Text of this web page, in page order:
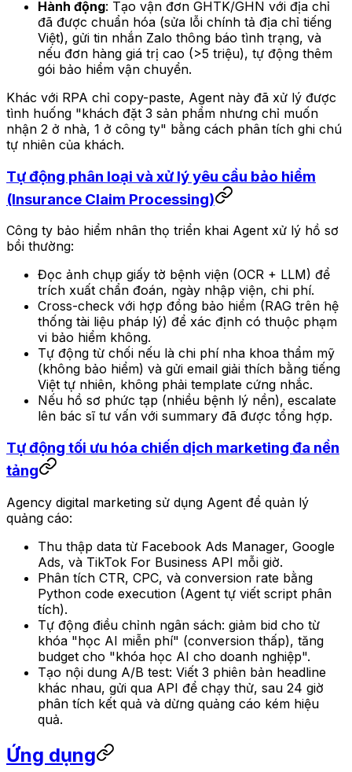
Hành động: Tạo vận đơn GHTK/GHN với địa chỉ
đã được chuẩn hóa (sửa lỗi chính tả địa chỉ tiếng
Việt), gửi tin nhắn Zalo thông báo tình trạng, và
nếu đơn hàng giá trị cao (>5 triệu), tự động thêm
gói bảo hiểm vận chuyển.
Khác với RPA chỉ copy-paste, Agent này đã xử lý được
tình huống "khách đặt 3 sản phẩm nhưng chỉ muốn
nhận 2 ở nhà, 1 ở công ty" bằng cách phân tích ghi chú
tự nhiên của khách.
Tự động phân loại và xử lý yêu cầu bảo hiểm
(Insurance Claim Processing)
Công ty bảo hiểm nhân thọ triển khai Agent xử lý hồ sơ
bồi thường:
Đọc ảnh chụp giấy tờ bệnh viện (OCR + LLM) để
trích xuất chẩn đoán, ngày nhập viện, chi phí.
Cross-check với hợp đồng bảo hiểm (RAG trên hệ
thống tài liệu pháp lý) để xác định có thuộc phạm
vi bảo hiểm không.
Tự động từ chối nếu là chi phí nha khoa thẩm mỹ
(không bảo hiểm) và gửi email giải thích bằng tiếng
Việt tự nhiên, không phải template cứng nhắc.
Nếu hồ sơ phức tạp (nhiều bệnh lý nền), escalate
lên bác sĩ tư vấn với summary đã được tổng hợp.
Tự động tối ưu hóa chiến dịch marketing đa nền
tảng
Agency digital marketing sử dụng Agent để quản lý
quảng cáo:
Thu thập data từ Facebook Ads Manager, Google
Ads, và TikTok For Business API mỗi giờ.
Phân tích CTR, CPC, và conversion rate bằng
Python code execution (Agent tự viết script phân
tích).
Tự động điều chỉnh ngân sách: giảm bid cho từ
khóa "học AI miễn phí" (conversion thấp), tăng
budget cho "khóa học AI cho doanh nghiệp".
Tạo nội dung A/B test: Viết 3 phiên bản headline
khác nhau, gửi qua API để chạy thử, sau 24 giờ
phân tích kết quả và dừng quảng cáo kém hiệu
quả.
Ứng dụng